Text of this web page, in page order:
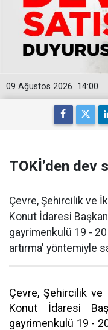
14:00
09 Ağustos 2026
TOKİ’den dev
Çevre, Şehircilik ve
Konut İdaresi
gayrimenkulü 19 -
artırma' yöntemiyle
Çevre, Şehircilik ve
Konut İdaresi
gayrimenkulü 19 -